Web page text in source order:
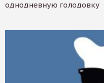
однодневную голодовку